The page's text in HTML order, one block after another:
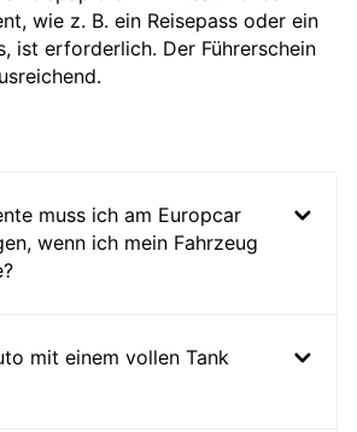
wie z. B. ein Reisepass oder ein
ist erforderlich. Der Führerschein
muss ich am Europcar
wenn ich mein Fahrzeug
mit einem vollen Tank